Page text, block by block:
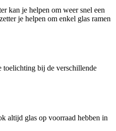
kan je helpen om weer snel een
je helpen om enkel glas ramen
toelichting bij de verschillende
altijd glas op voorraad hebben in